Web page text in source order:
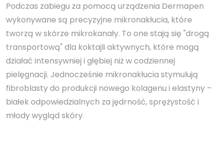
Podczas zabiegu za pomocą urządzenia Dermapen
wykonywane są precyzyjne mikronakłucia, które
tworzą w skórze mikrokanały. To one stają się "drogą
transportową" dla koktajli aktywnych, które mogą
działać intensywniej i głębiej niż w codziennej
pielęgnacji. Jednocześnie mikronakłucia stymulują
fibroblasty do produkcji nowego kolagenu i elastyny –
białek odpowiedzialnych za jędrność, sprężystość i
młody wygląd skóry.